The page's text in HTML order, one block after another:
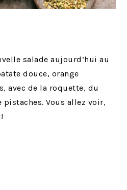
salade aujourd’hui au
douce, orange
avec de la roquette, du
Vous allez voir,